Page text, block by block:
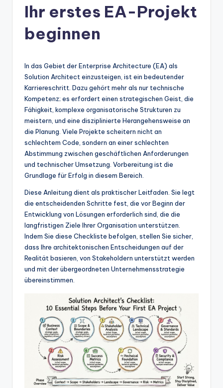
A
si
&
S
o
ft
w
Ihr erstes EA-Projekt
beginnen
In das Gebiet der Enterprise Architecture (EA) als
Solution Architect einzusteigen, ist ein bedeutender
Karriereschritt. Dazu gehört mehr als nur technische
Kompetenz; es erfordert einen strategischen Geist, die
Fähigkeit, komplexe organisatorische Strukturen zu
meistern, und eine disziplinierte Herangehensweise an
die Planung. Viele Projekte scheitern nicht an
schlechtem Code, sondern an einer schlechten
Abstimmung zwischen geschäftlichen Anforderungen
und technischer Umsetzung. Vorbereitung ist die
Grundlage für Erfolg in diesem Bereich.
Diese Anleitung dient als praktischer Leitfaden. Sie legt
die entscheidenden Schritte fest, die vor Beginn der
Entwicklung von Lösungen erforderlich sind, die die
langfristigen Ziele Ihrer Organisation unterstützen.
Indem Sie diese Checkliste befolgen, stellen Sie sicher,
dass Ihre architektonischen Entscheidungen auf der
Realität basieren, von Stakeholdern unterstützt werden
und mit der übergeordneten Unternehmensstrategie
übereinstimmen.